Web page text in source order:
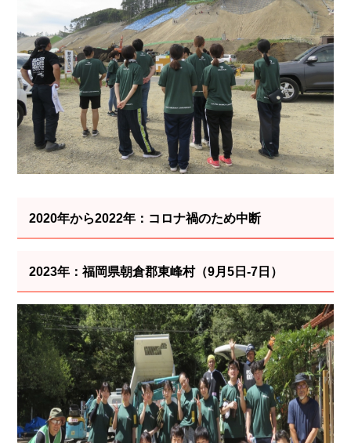
2020年から2022年：コロナ禍のため中断
2023年：福岡県朝倉郡東峰村（9月5日-7日）